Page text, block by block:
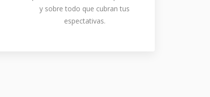
y sobre todo que cubran tus
espectativas.